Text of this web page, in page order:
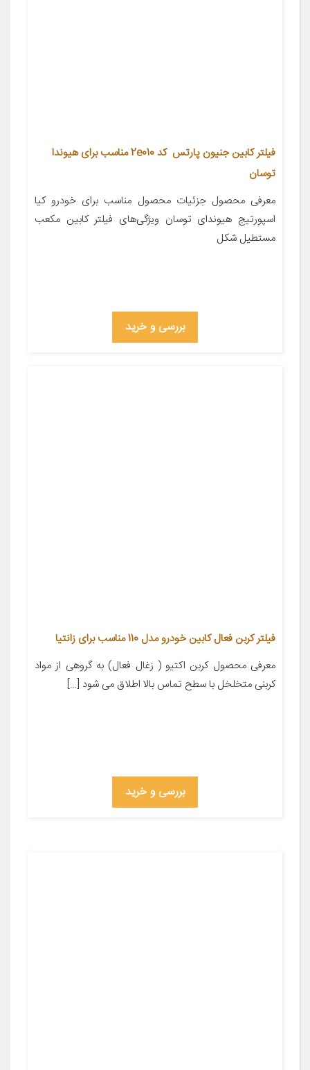
فیلتر کابین جنیون پارتس کد 2e010 مناسب برای هیوندا
توسان
معرفی محصول جزئیات محصول مناسب برای خودرو کیا
اسپورتیج هیوندای توسان ویژگی‌های فیلتر کابین مکعب
مستطیل شکل
بررسی و خرید
فیلتر کربن فعال کابین خودرو مدل 110 مناسب برای زانتیا
معرفی محصول کربن اکتیو ( زغال فعال) به گروهی از مواد
کربنی متخلخل با سطح تماس بالا اطلاق می شود […]
بررسی و خرید